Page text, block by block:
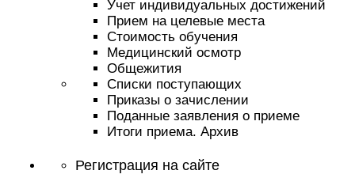
Учет индивидуальных достижений
Прием на целевые места
Стоимость обучения
Медицинский осмотр
Общежития
Списки поступающих
Приказы о зачислении
Поданные заявления о приеме
Итоги приема. Архив
Регистрация на сайте